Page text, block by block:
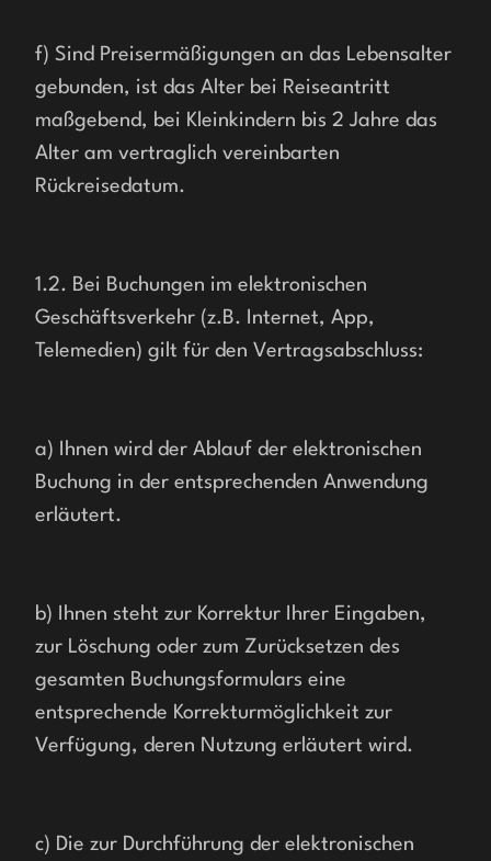
f) Sind Preisermäßigungen an das Lebensalter
gebunden, ist das Alter bei Reiseantritt
maßgebend, bei Kleinkindern bis 2 Jahre das
Alter am vertraglich vereinbarten
Rückreisedatum.
1.2. Bei Buchungen im elektronischen
Geschäftsverkehr (z.B. Internet, App,
Telemedien) gilt für den Vertragsabschluss:
a) Ihnen wird der Ablauf der elektronischen
Buchung in der entsprechenden Anwendung
erläutert.
b) Ihnen steht zur Korrektur Ihrer Eingaben,
zur Löschung oder zum Zurücksetzen des
gesamten Buchungsformulars eine
entsprechende Korrekturmöglichkeit zur
Verfügung, deren Nutzung erläutert wird.
c) Die zur Durchführung der elektronischen